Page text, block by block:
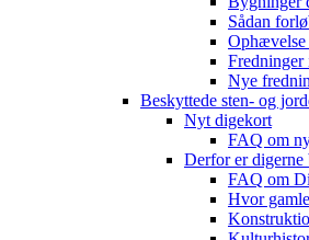
Sådan
Fredninger
Nye
Beskyttede sten- og
Nyt digekort
FAQ om
Derfor er digerne
FAQ om
Hvor